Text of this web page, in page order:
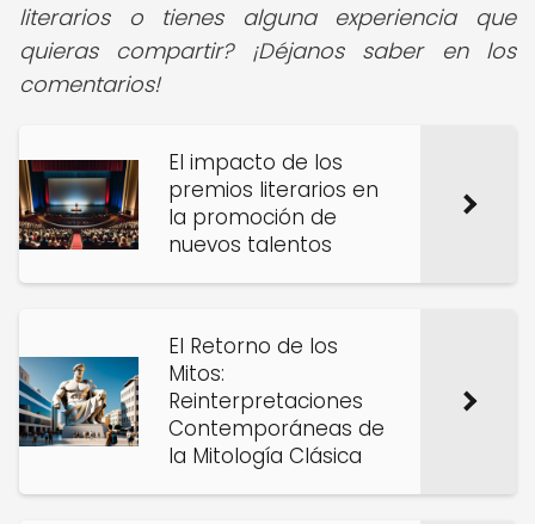
literarios o tienes alguna experiencia que
quieras compartir? ¡Déjanos saber en los
comentarios!
El impacto de los
premios literarios en
la promoción de
nuevos talentos
El Retorno de los
Mitos:
Reinterpretaciones
Contemporáneas de
la Mitología Clásica